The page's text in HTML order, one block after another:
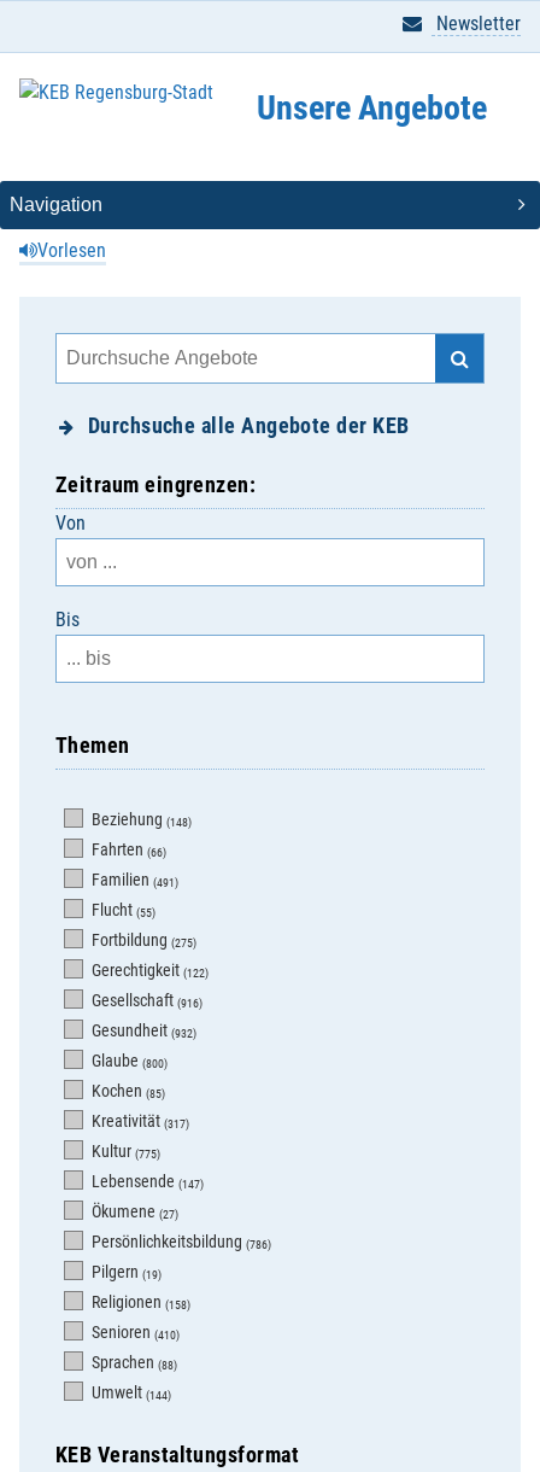
Vorlesen
Newsletter
Unsere Angebote
Durchsuche alle Angebote der KEB
Zeitraum eingrenzen:
Von
Bis
Themen
Beziehung (148)
Fahrten (66)
Familien (491)
Flucht (55)
Fortbildung (275)
Gerechtigkeit (122)
Gesellschaft (916)
Gesundheit (932)
Glaube (800)
Kochen (85)
Kreativität (317)
Kultur (775)
Lebensende (147)
Ökumene (27)
Persönlichkeitsbildung (786)
Pilgern (19)
Religionen (158)
Senioren (410)
Sprachen (88)
Umwelt (144)
KEB Veranstaltungsformat